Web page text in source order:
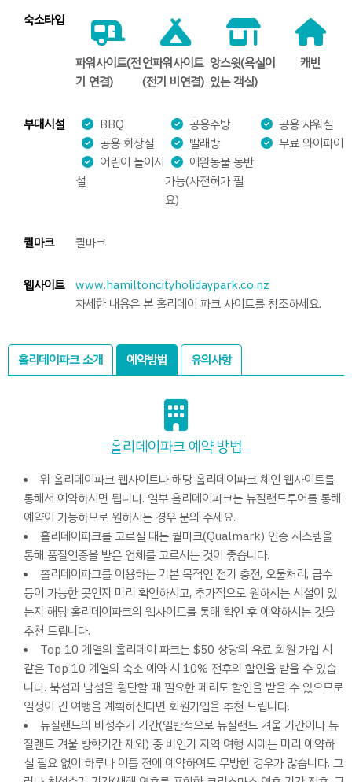
숙소타입
파워사이트(전
기 연결)
언파워사이트
(전기 비연결)
앙스윗(욕실이
있는 객실)
캐빈
부대시설 BBQ 공용주방
공용 샤워실
공용 화장실
빨래방
무료 와이파이
어린이 놀이시
설
애완동물 동반
가능(사전허가 필
요)
퀄마크 퀄마크
웹사이트
www.hamiltoncityholidaypark.co.nz
자세한 내용은 본 홀리데이 파크 사이트를 참조하세요.
홀리데이파크 소개 예약방법 유의사항
홀리데이파크 예약 방법
위 홀리데이파크 웹사이트나 해당 홀리데이파크 체인 웹사이트를
통해서 예약하시면 됩니다. 일부 홀리데이파크는 뉴질랜드투어를 통해
예약이 가능하므로 원하시는 경우 문의 주세요.
홀리데이파크를 고르실 때는 퀄마크(Qualmark) 인증 시스템을
통해 품질인증을 받은 업체를 고르시는 것이 좋습니다.
홀리데이파크를 이용하는 기본 목적인 전기 충전, 오물처리, 급수
등이 가능한 곳인지 미리 확인하시고, 추가적으로 원하시는 시설이 있
는지 해당 홀리데이파크의 웹사이트를 통해 확인 후 예약하시는 것을
추천 드립니다.
Top 10 계열의 홀리데이 파크는 $50 상당의 유료 회원 가입 시
같은 Top 10 계열의 숙소 예약 시 10% 전후의 할인을 받을 수 있습
니다. 북섬과 남섬을 횡단할 때 필요한 페리도 할인을 받을 수 있으므로
일정이 긴 여행을 계획하신다면 회원가입을 추천 드립니다.
뉴질랜드의 비성수기 기간(일반적으로 뉴질랜드 겨울 기간이나 뉴
질랜드 겨울 방학기간 제외) 중 비인기 지역 여행 시에는 미리 예약하
실 필요 없이 하루나 이틀 전에 예약하여도 무방한 경우가 많습니다. 그